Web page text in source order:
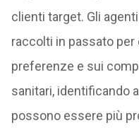
clienti target. Gli
raccolti in passato
preferenze e sui
sanitari, identificando
possono essere più